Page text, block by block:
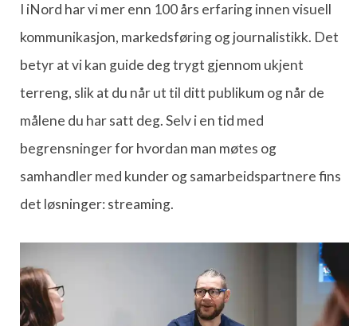
I iNord har vi mer enn 100 års erfaring innen visuell
kommunikasjon, markedsføring og journalistikk. Det
betyr at vi kan guide deg trygt gjennom ukjent
terreng, slik at du når ut til ditt publikum og når de
målene du har satt deg. Selv i en tid med
begrensninger for hvordan man møtes og
samhandler med kunder og samarbeidspartnere fins
det løsninger: streaming.